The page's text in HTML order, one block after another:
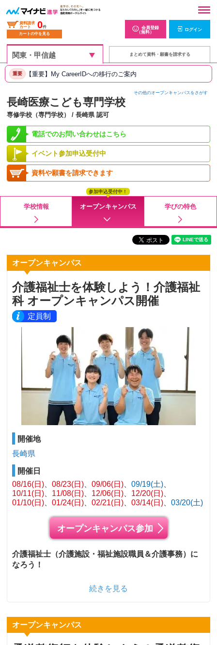
資料請求
カート
0件
カートの中を見る
会員登録
（無料）
ログイン
まとめて資料・願書を請求する
重要 【重要】My CareerIDへの移行のご案内
その他のオープンキャンパスをさがす
長崎医療こども専門学校
専修学校（専門学校） / 長崎県 認可
電話でのお問い合わせはこちら
イベント参加申込受付中
資料や願書を請求できます
学校情報 オープンキャンパス
参加申込受付中！
学びの特色
オープンキャンパス
介護福祉士を体験しよう！介護福祉
科 オープンキャンパス開催
定員制
開催地
長崎県
開催日
08/16(日)
08/23(日) 09/06(日)
09/19(土)
10/11(日)
11/08(日) 12/06(日)
12/20(日)
01/10(日)
01/24(日) 02/21(日) 03/14(日) 03/20(土)
オープンキャンパス参加
介護福祉士（介護施設・福祉施設職員＆介護事務）に
なろう！
続きを見る
オープンキャンパス